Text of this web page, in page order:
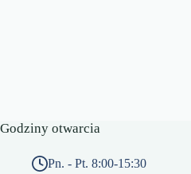
Godziny otwarcia
Pn. - Pt. 8:00-15:30